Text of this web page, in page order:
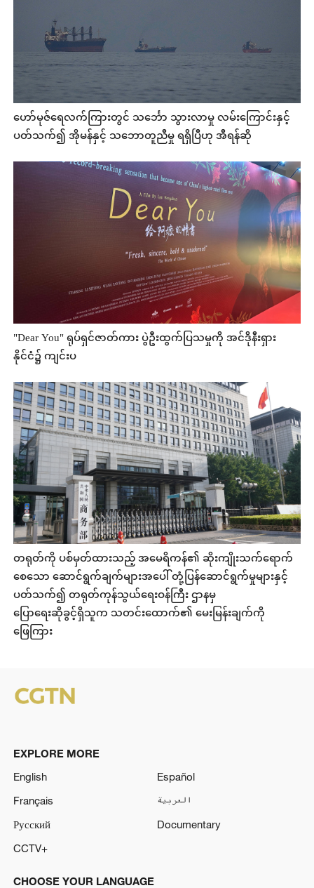
ဟော်မုဇ်ရေလက်ကြားတွင် သင်္ဘော သွားလာမှု လမ်းကြောင်းနှင့်
ပတ်သက်၍ အိုမန်နှင့် သဘောတူညီမှု ရရှိပြီဟု အီရန်ဆို
"Dear You" ရုပ်ရှင်ဇာတ်ကား ပွဲဦးထွက်ပြသမှုကို အင်ဒိုနီးရှား
နိုင်ငံ၌ ကျင်းပ
တရုတ်ကို ပစ်မှတ်ထားသည့် အမေရိကန်၏ ဆိုးကျိုးသက်ရောက်
စေသော ဆောင်ရွက်ချက်များအပေါ် တုံ့ပြန်ဆောင်ရွက်မှုများနှင့်
ပတ်သက်၍ တရုတ်ကုန်သွယ်ရေးဝန်ကြီး ဌာနမှ
ပြောရေးဆိုခွင့်ရှိသူက သတင်းထောက်၏ မေးမြန်းချက်ကို
ဖြေကြား
EXPLORE MORE
English
Español
Français
العربية
Русский
Documentary
CCTV+
CHOOSE YOUR LANGUAGE